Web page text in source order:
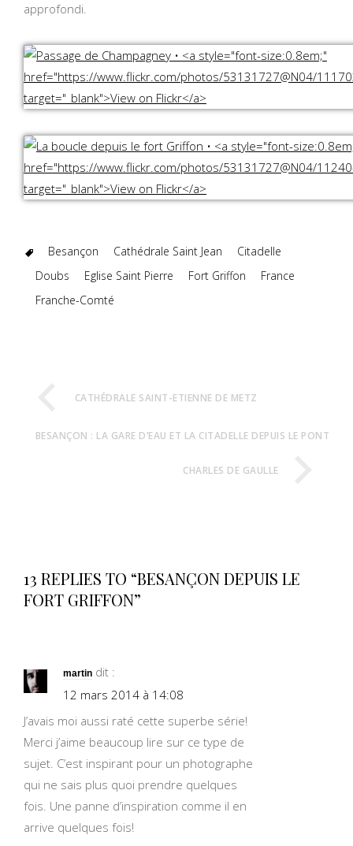
approfondi.
Besançon Cathédrale Saint Jean
Citadelle
Doubs
Eglise Saint Pierre Fort Griffon
France
Franche-Comté
CATHÉDRALE SAINT-ETIENNE DE METZ
BESANÇON : LA GARE D’EAU ET LA CITADELLE DEPUIS LE PONT
CHARLES DE GAULLE
13 REPLIES TO “BESANÇON DEPUIS LE
FORT GRIFFON”
martin dit :
12 mars 2014 à 14:08
J’avais moi aussi raté cette superbe série!
Merci j’aime beaucoup lire sur ce type de
sujet. C’est inspirant pour un photographe
qui ne sais plus quoi prendre quelques
fois. Une panne d’inspiration comme il en
arrive quelques fois!